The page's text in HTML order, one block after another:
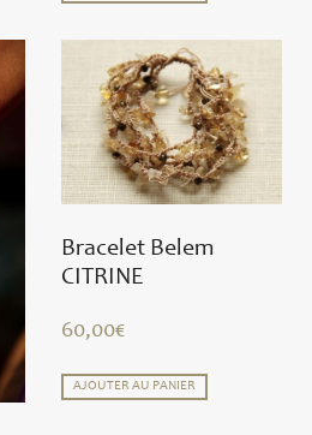
Bracelet Belem
CITRINE
60,00€
AJOUTER AU PANIER